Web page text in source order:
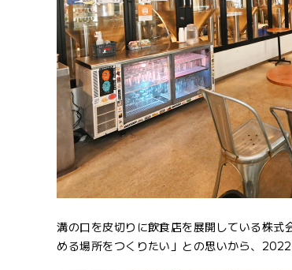
溝の口を皮切りに飲食店を展開している株
める場所をつくりたい」との思いから、